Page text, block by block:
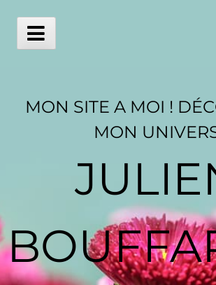
contentMain
MON SITE A MOI !
MON